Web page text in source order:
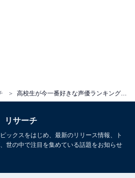
高校生が今一番好きな声優ランキング！ 2位「宮野真守」を抑えた1位は？【2024年調査】
リサーチ
ックスをはじめ、最新のリリース情報、ト
世の中で注目を集めている話題をお知らせ